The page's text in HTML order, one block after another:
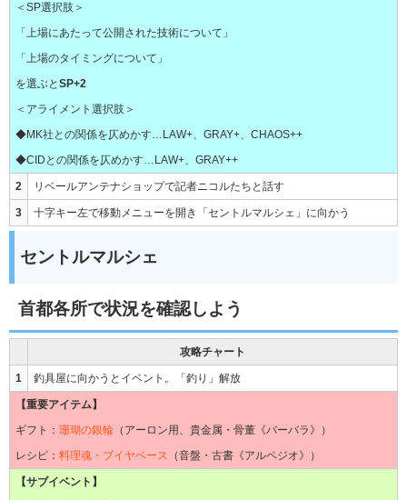
＜SP選択肢＞
「上場にあたって公開された技術について」
「上場のタイミングについて」
を選ぶと SP+2
＜アライメント選択肢＞
◆MK社との関係を仄めかす…LAW+、GRAY+、CHAOS++
◆CIDとの関係を仄めかす…LAW+、GRAY++
2 リベールアンテナショップで記者ニコルたちと話す
3 十字キー左で移動メニューを開き「セントルマルシェ」に向かう
セントルマルシェ
首都各所で状況を確認しよう
攻略チャート
1 釣具屋に向かうとイベント。「釣り」解放
【重要アイテム】
ギフト： 珊瑚の銀輪 （アーロン用、貴金属・骨董《バーバラ》）
レシピ： 料理魂・ブイヤベース （音盤・古書《アルペジオ》）
【サブイベント】